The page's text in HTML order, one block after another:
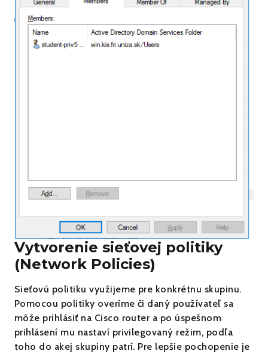
Vytvorenie sieťovej politiky
(Network Policies)
Sieťovú politiku využijeme pre konkrétnu skupinu.
Pomocou politiky overíme či daný používateľ sa
môže prihlásiť na Cisco router a po úspešnom
prihlásení mu nastaví privilegovaný režim, podľa
toho do akej skupiny patrí. Pre lepšie pochopenie je